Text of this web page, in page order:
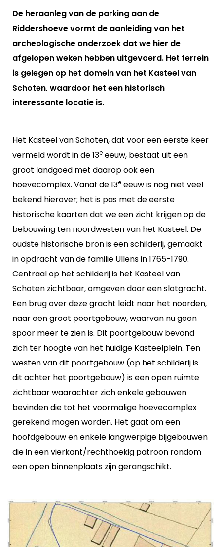
De heraanleg van de parking aan de
Riddershoeve vormt de aanleiding van het
archeologische onderzoek dat we hier de
afgelopen weken hebben uitgevoerd. Het terrein
is gelegen op het domein van het Kasteel van
Schoten, waardoor het een historisch
interessante locatie is.
Het Kasteel van Schoten, dat voor een eerste keer
vermeld wordt in de 13e eeuw, bestaat uit een
groot landgoed met daarop ook een
hoevecomplex. Vanaf de 13e eeuw is nog niet veel
bekend hierover; het is pas met de eerste
historische kaarten dat we een zicht krijgen op de
bebouwing ten noordwesten van het Kasteel. De
oudste historische bron is een schilderij, gemaakt
in opdracht van de familie Ullens in 1765-1790.
Centraal op het schilderij is het Kasteel van
Schoten zichtbaar, omgeven door een slotgracht.
Een brug over deze gracht leidt naar het noorden,
naar een groot poortgebouw, waarvan nu geen
spoor meer te zien is. Dit poortgebouw bevond
zich ter hoogte van het huidige Kasteelplein. Ten
westen van dit poortgebouw (op het schilderij is
dit achter het poortgebouw) is een open ruimte
zichtbaar waarachter zich enkele gebouwen
bevinden die tot het voormalige hoevecomplex
gerekend mogen worden. Het gaat om een
hoofdgebouw en enkele langwerpige bijgebouwen
die in een vierkant/rechthoekig patroon rondom
een open binnenplaats zijn gerangschikt.